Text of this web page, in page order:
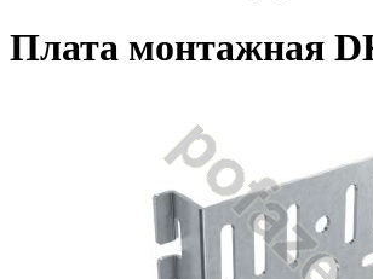
Плата монтажная